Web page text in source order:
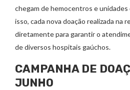
chegam de hemocentros e
isso, cada nova doação realizada na
diretamente para garantir o
de diversos hospitais gaúchos.
CAMPANHA DE
JUNHO